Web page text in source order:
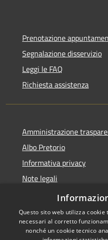
Prenotazione
Segnalazione disservizio
Leggi le FAQ
Richiesta assistenza
Amministrazione
Albo Pretorio
Informativa privacy
Note legali
Dichiarazione di
Questo sito web utilizza
necessari al corretto
nonché un cookie tecnico